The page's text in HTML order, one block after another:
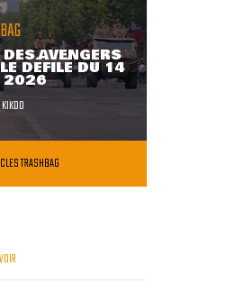
AVENGERS
DÉFILÉ DU 14
2026
TRASHBAG